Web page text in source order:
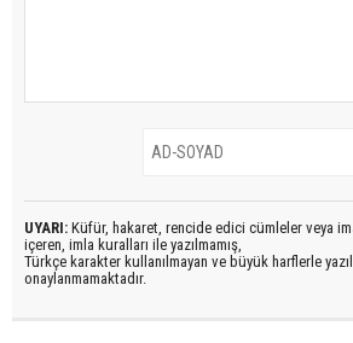
UYARI: Küfür, hakaret, rencide edici cümleler veya
içeren, imla kuralları ile yazılmamış,
Türkçe karakter kullanılmayan ve büyük harflerle
onaylanmamaktadır.